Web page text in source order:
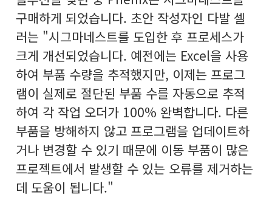
구매하게 되었습니다. 초안 작성자인 다발 셀
러는 "시그마네스트를 도입한 후 프로세스가
크게 개선되었습니다. 예전에는 Excel을 사용
하여 부품 수량을 추적했지만, 이제는 프로그
램이 실제로 절단된 부품 수를 자동으로 추적
하여 각 작업 오더가 100% 완벽합니다. 다른
부품을 방해하지 않고 프로그램을 업데이트하
거나 변경할 수 있기 때문에 이동 부품이 많은
프로젝트에서 발생할 수 있는 오류를 제거하는
데 도움이 됩니다."